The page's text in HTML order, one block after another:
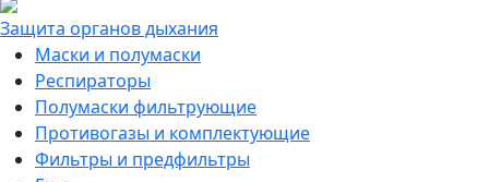
Защита органов дыхания
Маски и полумаски
Респираторы
Полумаски фильтрующие
Противогазы и комплектующие
Фильтры и предфильтры